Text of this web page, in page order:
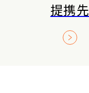
提携先